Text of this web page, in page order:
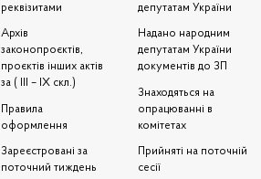
реквізитами
Архів
законопроєктів,
проєктів інших актів
за ( III – IX скл.)
Правила
оформлення
Зареєстровані за
поточний тиждень
депутатам України
Надано народним
депутатам України
документів до ЗП
Знаходяться на
опрацюванні в
комітетах
Прийняті на поточній
сесії